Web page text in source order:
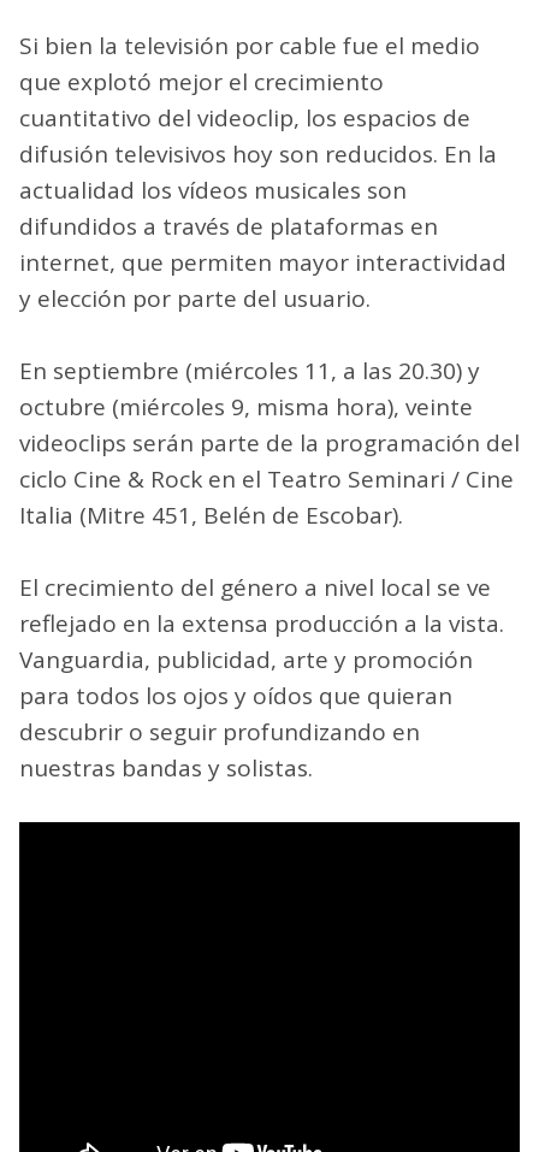
Si bien la televisión por cable fue el medio
que explotó mejor el crecimiento
cuantitativo del videoclip, los espacios de
difusión televisivos hoy son reducidos. En la
actualidad los vídeos musicales son
difundidos a través de plataformas en
internet, que permiten mayor interactividad
y elección por parte del usuario.
En septiembre (miércoles 11, a las 20.30) y
octubre (miércoles 9, misma hora), veinte
videoclips serán parte de la programación del
ciclo Cine & Rock en el Teatro Seminari / Cine
Italia (Mitre 451, Belén de Escobar).
El crecimiento del género a nivel local se ve
reflejado en la extensa producción a la vista.
Vanguardia, publicidad, arte y promoción
para todos los ojos y oídos que quieran
descubrir o seguir profundizando en
nuestras bandas y solistas.